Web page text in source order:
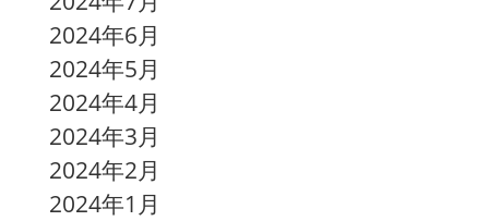
2024年6月
2024年5月
2024年4月
2024年3月
2024年2月
2024年1月